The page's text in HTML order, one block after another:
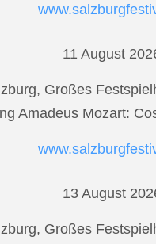
11 August
Großes
Amadeus Mozart:
13 August
Großes